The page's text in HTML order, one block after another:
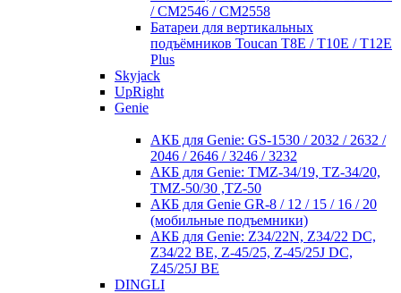
/ CM2546 / CM2558
Батареи для вертикальных
подъёмников Toucan T8E / T10E / T12E
Plus
Skyjack
UpRight
Genie
АКБ для Genie: GS-1530 / 2032 / 2632 /
2046 / 2646 / 3246 / 3232
АКБ для Genie: TMZ-34/19, TZ-34/20,
TMZ-50/30 ,TZ-50
АКБ для Genie GR-8 / 12 / 15 / 16 / 20
(мобильные подъемники)
АКБ для Genie: Z34/22N, Z34/22 DC,
Z34/22 BE, Z-45/25, Z-45/25J DC,
Z45/25J BE
DINGLI